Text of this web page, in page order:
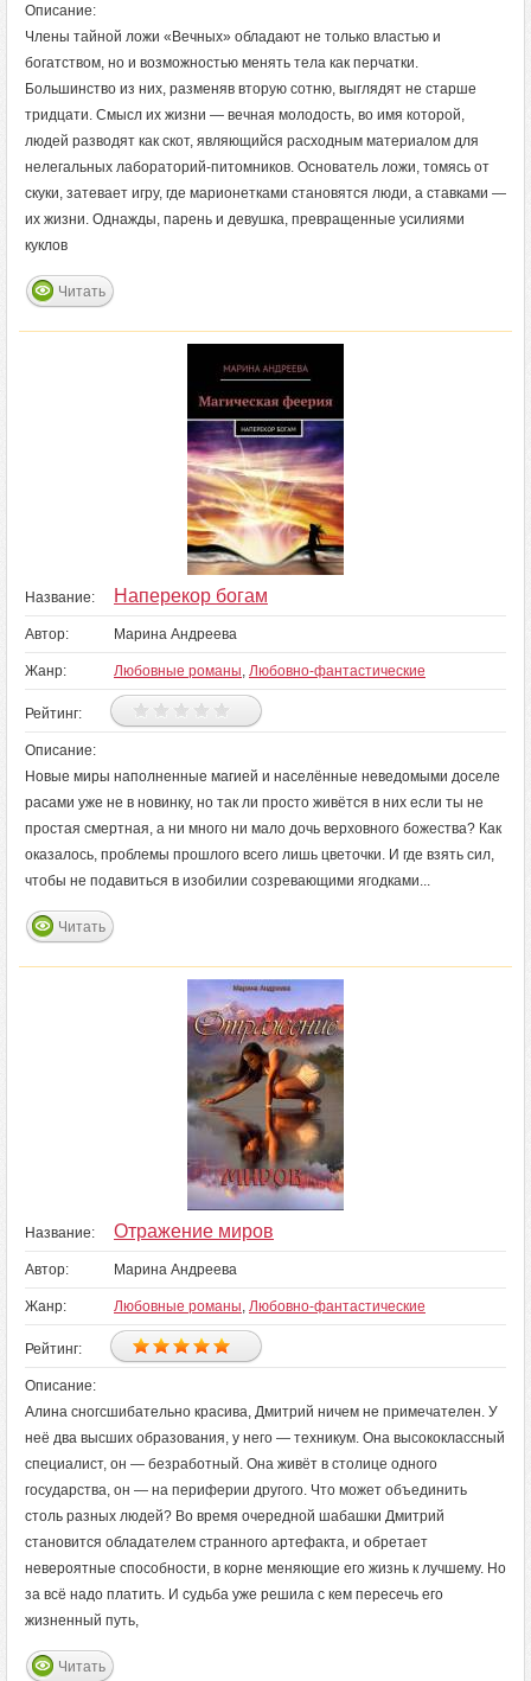
Описание:
Члены тайной ложи «Вечных» обладают не только властью и
богатством, но и возможностью менять тела как перчатки.
Большинство из них, разменяв вторую сотню, выглядят не старше
тридцати. Смысл их жизни — вечная молодость, во имя которой,
людей разводят как скот, являющийся расходным материалом для
нелегальных лабораторий-питомников. Основатель ложи, томясь от
скуки, затевает игру, где марионетками становятся люди, а ставками —
их жизни. Однажды, парень и девушка, превращенные усилиями
куклов
Читать
Название: Наперекор богам
Автор: Марина Андреева
Жанр: Любовные романы, Любовно-фантастические
Рейтинг:
Описание:
Новые миры наполненные магией и населённые неведомыми доселе
расами уже не в новинку, но так ли просто живётся в них если ты не
простая смертная, а ни много ни мало дочь верховного божества? Как
оказалось, проблемы прошлого всего лишь цветочки. И где взять сил,
чтобы не подавиться в изобилии созревающими ягодками...
Читать
Название: Отражение миров
Автор: Марина Андреева
Жанр: Любовные романы, Любовно-фантастические
Рейтинг:
Описание:
Алина сногсшибательно красива, Дмитрий ничем не примечателен. У
неё два высших образования, у него — техникум. Она высококлассный
специалист, он — безработный. Она живёт в столице одного
государства, он — на периферии другого. Что может объединить
столь разных людей? Во время очередной шабашки Дмитрий
становится обладателем странного артефакта, и обретает
невероятные способности, в корне меняющие его жизнь к лучшему. Но
за всё надо платить. И судьба уже решила с кем пересечь его
жизненный путь,
Читать